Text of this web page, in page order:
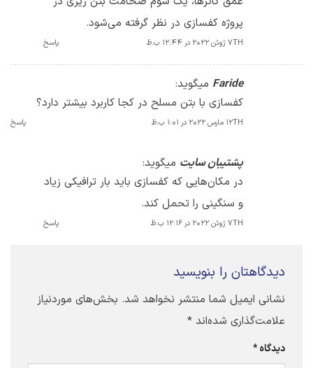
پروژه کفسازی در نظر گرفته می‌شود.
7TH ژوئن 2022 در 12:44 ب.ظ پاسخ
Faride میگوید:
کفسازی با بتن مسلح در کجا کاربرد بیشتر دارد؟
12TH مارس 2022 در 1:01 ب.ظ پاسخ
پشتیبان سایت میگوید:
در مکان‌هایی که کفسازی باید بار ترافیکی زیاد
و سنگینی را تحمل کند.
7TH ژوئن 2022 در 12:16 ب.ظ پاسخ
دیدگاهتان را بنویسید
نشانی ایمیل شما منتشر نخواهد شد. بخش‌های موردنیاز
علامت‌گذاری شده‌اند *
دیدگاه*